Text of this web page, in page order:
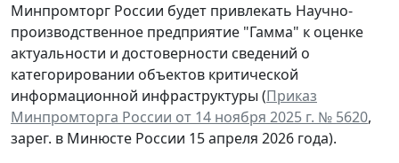
Минпромторг России будет привлекать Научно-
производственное предприятие "Гамма" к оценке
актуальности и достоверности сведений о
категорировании объектов критической
информационной инфраструктуры (Приказ
Минпромторга России от 14 ноября 2025 г. № 5620,
зарег. в Минюсте России 15 апреля 2026 года).